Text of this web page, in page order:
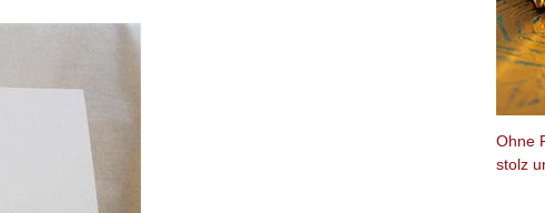
Ohne
stolz